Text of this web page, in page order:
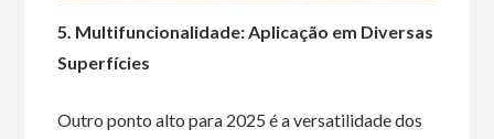
5. Multifuncionalidade: Aplicação em Diversas
Superfícies
Outro ponto alto para 2025 é a versatilidade dos